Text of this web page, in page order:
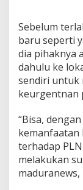
Sebelum
baru seperti
dia pihaknya
dahulu ke
sendiri untuk
keurgentnan
“Bisa,
kemanfaatan
terhadap
melakukan
maduranews,